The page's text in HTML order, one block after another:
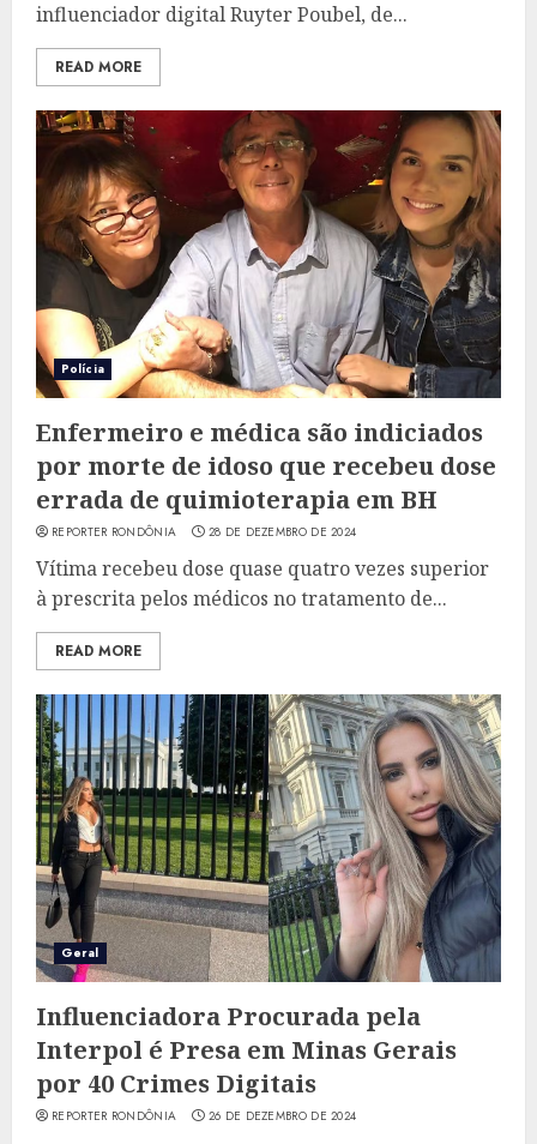
influenciador digital Ruyter Poubel, de...
READ MORE
Polícia
Enfermeiro e médica são indiciados
por morte de idoso que recebeu dose
errada de quimioterapia em BH
REPORTER RONDÔNIA 28 DE DEZEMBRO DE 2024
Vítima recebeu dose quase quatro vezes superior
à prescrita pelos médicos no tratamento de...
READ MORE
Geral
Influenciadora Procurada pela
Interpol é Presa em Minas Gerais
por 40 Crimes Digitais
REPORTER RONDÔNIA 26 DE DEZEMBRO DE 2024